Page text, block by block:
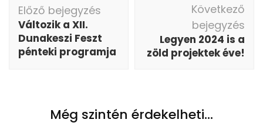
navigáció
Előző bejegyzés
Változik a XII.
Dunakeszi Feszt
pénteki programja
Következő
bejegyzés
Legyen 2024 is a
zöld projektek éve!
Még szintén érdekelheti...